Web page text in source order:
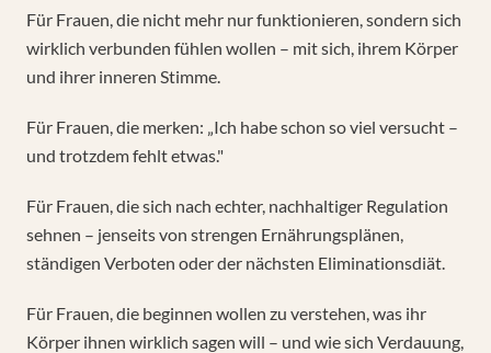
Für Frauen, die nicht mehr nur funktionieren, sondern sich
wirklich verbunden fühlen wollen – mit sich, ihrem Körper
und ihrer inneren Stimme.
Für Frauen, die merken: „Ich habe schon so viel versucht –
und trotzdem fehlt etwas."
Für Frauen, die sich nach echter, nachhaltiger Regulation
sehnen – jenseits von strengen Ernährungsplänen,
ständigen Verboten oder der nächsten Eliminationsdiät.
Für Frauen, die beginnen wollen zu verstehen, was ihr
Körper ihnen wirklich sagen will – und wie sich Verdauung,